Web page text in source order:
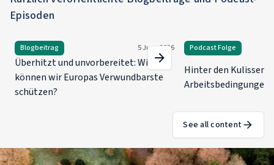
Episoden
Blogbeitrag 5 June 2026
Überhitzt und unvorbereitet: Wie
können wir Europas Verwundbarste
schützen?
Podcast Folge
Hinter den Kulissen
See all content